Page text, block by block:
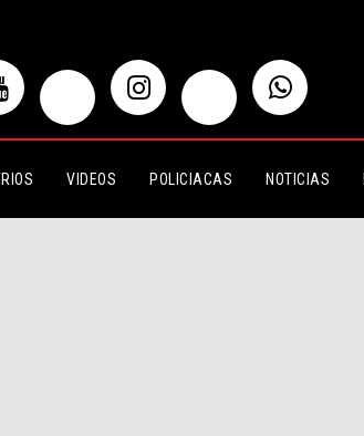
VIDEOS POLICIACAS NOTICIAS